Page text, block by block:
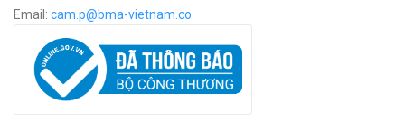
Email: cam.p@bma-vietnam.co